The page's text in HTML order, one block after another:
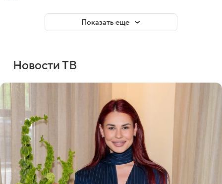
Показать еще
Новости ТВ